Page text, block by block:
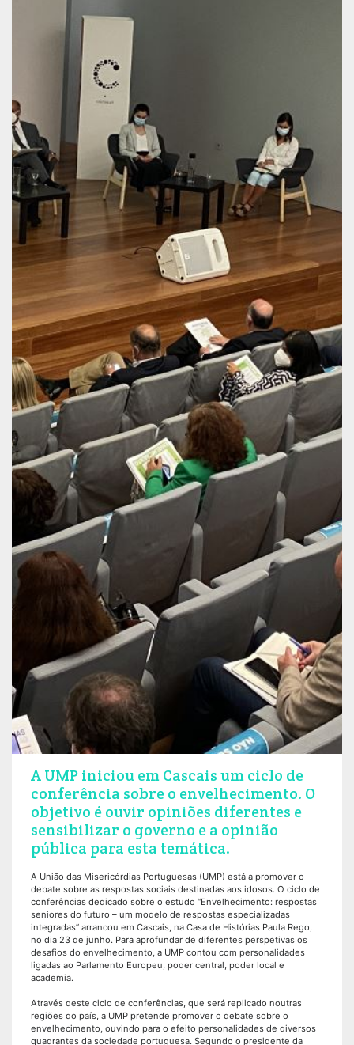
A UMP iniciou em Cascais um ciclo de
conferência sobre o envelhecimento. O
objetivo é ouvir opiniões diferentes e
sensibilizar o governo e a opinião
pública para esta temática.
A União das Misericórdias Portuguesas (UMP) está a promover o
debate sobre as respostas sociais destinadas aos idosos. O ciclo de
conferências dedicado sobre o estudo “Envelhecimento: respostas
seniores do futuro – um modelo de respostas especializadas
integradas” arrancou em Cascais, na Casa de Histórias Paula Rego,
no dia 23 de junho. Para aprofundar de diferentes perspetivas os
desafios do envelhecimento, a UMP contou com personalidades
ligadas ao Parlamento Europeu, poder central, poder local e
academia.
Através deste ciclo de conferências, que será replicado noutras
regiões do país, a UMP pretende promover o debate sobre o
envelhecimento, ouvindo para o efeito personalidades de diversos
quadrantes da sociedade portuguesa. Segundo o presidente da